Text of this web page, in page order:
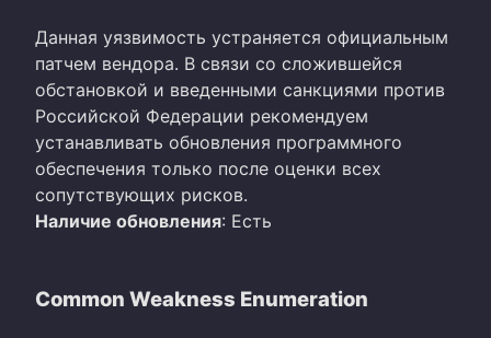
Данная уязвимость устраняется официальным
патчем вендора. В связи со сложившейся
обстановкой и введенными санкциями против
Российской Федерации рекомендуем
устанавливать обновления программного
обеспечения только после оценки всех
сопутствующих рисков.
Наличие обновления: Есть
Common Weakness Enumeration